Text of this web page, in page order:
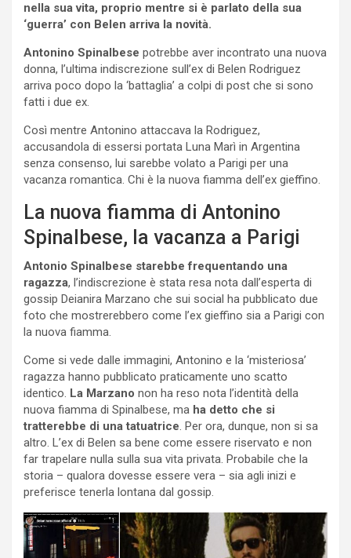
nella sua vita, proprio mentre si è parlato della sua
‘guerra’ con Belen arriva la novità.
Antonino Spinalbese potrebbe aver incontrato una nuova
donna, l’ultima indiscrezione sull’ex di Belen Rodriguez
arriva poco dopo la ‘battaglia’ a colpi di post che si sono
fatti i due ex.
Così mentre Antonino attaccava la Rodriguez,
accusandola di essersi portata Luna Marì in Argentina
senza consenso, lui sarebbe volato a Parigi per una
vacanza romantica. Chi è la nuova fiamma dell’ex gieffino.
La nuova fiamma di Antonino
Spinalbese, la vacanza a Parigi
Antonio Spinalbese starebbe frequentando una
ragazza, l’indiscrezione è stata resa nota dall’esperta di
gossip Deianira Marzano che sui social ha pubblicato due
foto che mostrerebbero come l’ex gieffino sia a Parigi con
la nuova fiamma.
Come si vede dalle immagini, Antonino e la ‘misteriosa’
ragazza hanno pubblicato praticamente uno scatto
identico. La Marzano non ha reso nota l’identità della
nuova fiamma di Spinalbese, ma ha detto che si
tratterebbe di una tatuatrice. Per ora, dunque, non si sa
altro. L’ex di Belen sa bene come essere riservato e non
far trapelare nulla sulla sua vita privata. Probabile che la
storia – qualora dovesse essere vera – sia agli inizi e
preferisce tenerla lontana dal gossip.